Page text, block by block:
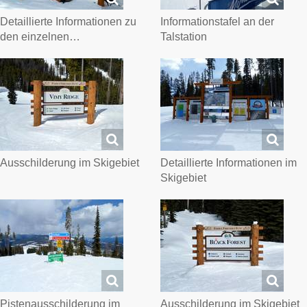
Detaillierte Informationen zu
den einzelnen…
Informationstafel an der
Talstation
Ausschilderung im Skigebiet
Detaillierte Informationen im
Skigebiet
Pistenausschilderung im Ausschilderung im Skigebiet